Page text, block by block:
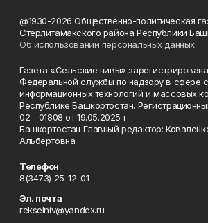
@1930-2026 Общественно-политическая
Стерлитамакского района Республики
Об использовании персональных данных
Газета «Сельские нивы»
Федеральной службы по надзору в сфере
информационных технологий и массовых
Республике Башкортостан.
02 - 01808 от 19.05.2025 г.
Башкортостан Главный редактор:
Альбертовна
Телефон
8(3473) 25-12-01
Эл. почта
rekselniv@yandex.ru